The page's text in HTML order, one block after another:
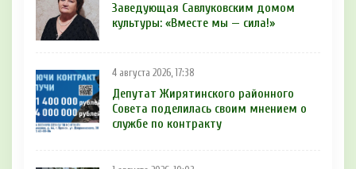
Заведующая Савлуковским домом
культуры: «Вместе мы — сила!»
4 августа 2026, 17:38
Депутат Жирятинского районного
Совета поделилась своим мнением о
службе по контракту